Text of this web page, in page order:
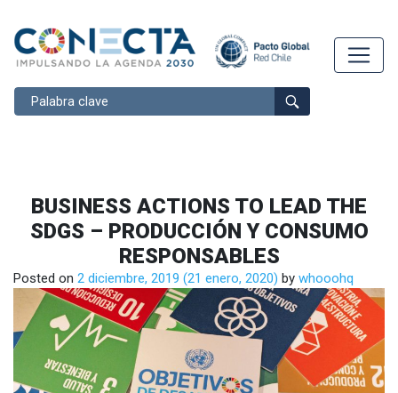
Buscar
BUSINESS ACTIONS TO LEAD THE
SDGS – PRODUCCIÓN Y CONSUMO
RESPONSABLES
Posted on 2 diciembre, 2019 (21 enero, 2020) by whooohq